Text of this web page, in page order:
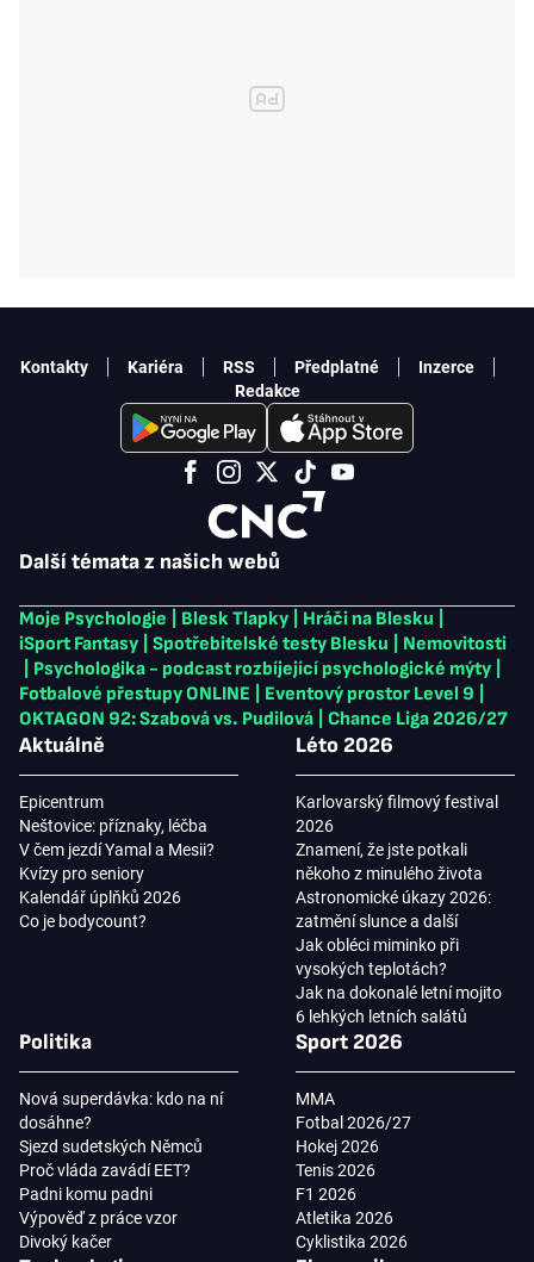
Další témata z našich webů
Moje Psychologie Blesk Tlapky Hráči na Blesku
iSport Fantasy
Spotřebitelské testy Blesku
Nemovitosti
Psychologika - podcast rozbíjející psychologické mýty
Fotbalové přestupy ONLINE
Eventový prostor Level 9
OKTAGON 92: Szabová vs. Pudilová
Chance Liga 2026/27
Aktuálně
Epicentrum
Neštovice: příznaky, léčba
V čem jezdí Yamal a Mesii?
Kvízy pro seniory
Kalendář úplňků 2026
Co je bodycount?
Léto 2026
Karlovarský filmový festival
2026
Znamení, že jste potkali
někoho z minulého života
Astronomické úkazy 2026:
zatmění slunce a další
Jak obléci miminko při
vysokých teplotách?
Jak na dokonalé letní mojito
6 lehkých letních salátů
Politika
Nová superdávka: kdo na ní
dosáhne?
Sjezd sudetských Němců
Proč vláda zavádí EET?
Padni komu padni
Výpověď z práce vzor
Divoký kačer
Sport 2026
MMA
Fotbal 2026/27
Hokej 2026
Tenis 2026
F1 2026
Atletika 2026
Cyklistika 2026
Kontakty Kariéra RSS Předplatné
Inzerce
Redakce